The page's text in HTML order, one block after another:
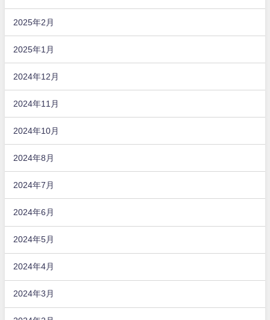
2025年2月
2025年1月
2024年12月
2024年11月
2024年10月
2024年8月
2024年7月
2024年6月
2024年5月
2024年4月
2024年3月